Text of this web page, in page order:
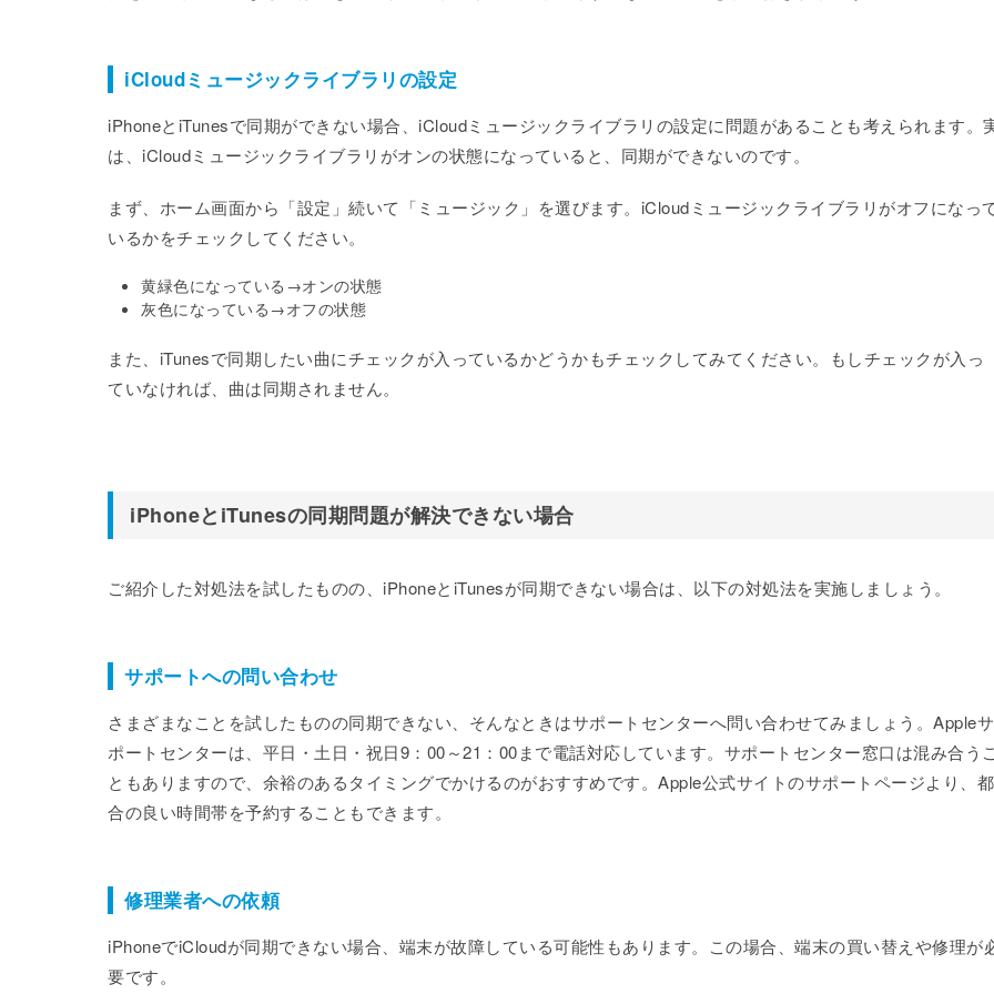
iCloudミュージックライブラリの設定
iPhoneとiTunesで同期ができない場合、iCloudミュージックライブラリの設定に問題があることも考えられます。
は、iCloudミュージックライブラリがオンの状態になっていると、同期ができないのです。
まず、ホーム画面から「設定」続いて「ミュージック」を選びます。iCloudミュージックライブラリがオフになっ
いるかをチェックしてください。
黄緑色になっている→オンの状態
灰色になっている→オフの状態
また、iTunesで同期したい曲にチェックが入っているかどうかもチェックしてみてください。もしチェックが入っ
ていなければ、曲は同期されません。
iPhoneとiTunesの同期問題が解決できない場合
ご紹介した対処法を試したものの、iPhoneとiTunesが同期できない場合は、以下の対処法を実施しましょう。
サポートへの問い合わせ
さまざまなことを試したものの同期できない、そんなときはサポートセンターへ問い合わせてみましょう。Appleサ
ポートセンターは、平日・土日・祝日9：00～21：00まで電話対応しています。サポートセンター窓口は混み合う
ともありますので、余裕のあるタイミングでかけるのがおすすめです。Apple公式サイトのサポートページより、都
合の良い時間帯を予約することもできます。
修理業者への依頼
iPhoneでiCloudが同期できない場合、端末が故障している可能性もあります。この場合、端末の買い替えや修理が
要です。